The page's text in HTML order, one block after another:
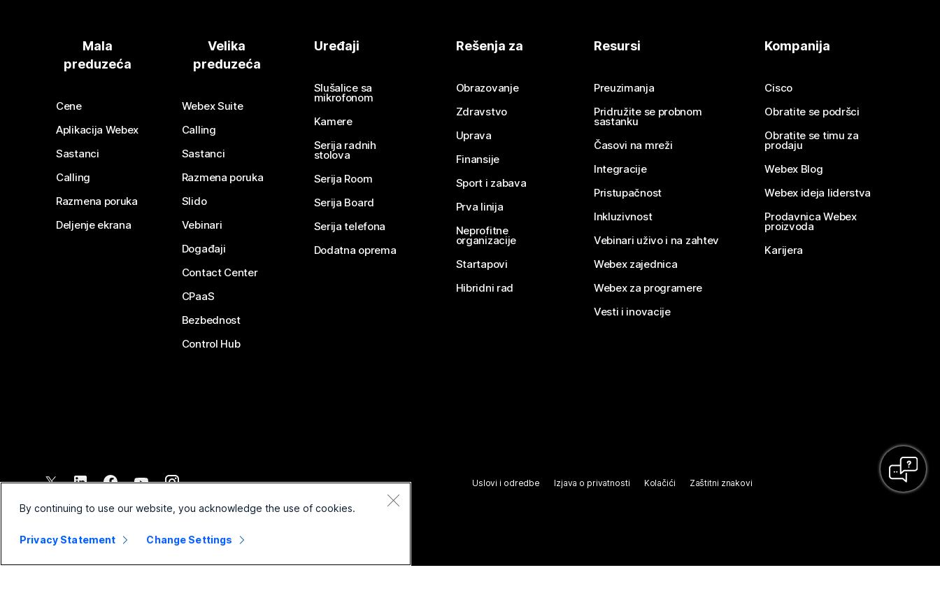
Mala
preduzeća
Cene
Aplikacija Webex
Sastanci
Calling
Razmena poruka
Deljenje ekrana
Velika
preduzeća
Webex Suite
Calling
Sastanci
Razmena poruka
Slido
Vebinari
Događaji
Contact Center
CPaaS
Bezbednost
Control Hub
Uređaji
Slušalice sa
mikrofonom
Kamere
Serija radnih
stolova
Serija Room
Serija Board
Serija telefona
Dodatna oprema
Rešenja za
Obrazovanje
Zdravstvo
Uprava
Finansije
Sport i zabava
Prva linija
Neprofitne
organizacije
Startapovi
Hibridni rad
Resursi
Preuzimanja
Pridružite se probnom
sastanku
Časovi na mreži
Integracije
Pristupačnost
Inkluzivnost
Vebinari uživo i na zahtev
Webex zajednica
Webex za programere
Vesti i inovacije
Kompanija
Cisco
Obratite se podršci
Obratite se timu za
prodaju
Webex Blog
Webex ideja liderstva
Prodavnica Webex
proizvoda
Karijera
2026 Cisco i/ili povezana pravna lica. Sva prava zadržana.
Uslovi i odredbe Izjava o privatnosti Kolačići Zaštitni znakovi
By continuing to use our website, you acknowledge the use of cookies.
Privacy Statement Change Settings